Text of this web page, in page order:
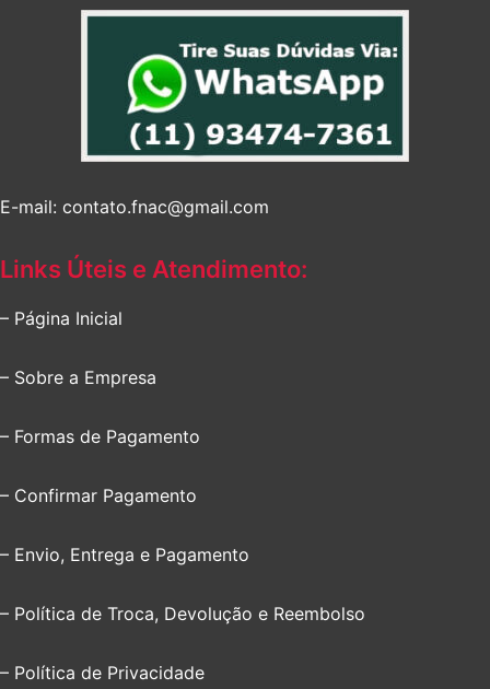
E-mail: contato.fnac@gmail.com
Links Úteis e Atendimento:
– Página Inicial
– Sobre a Empresa
– Formas de Pagamento
– Confirmar Pagamento
– Envio, Entrega e Pagamento
– Política de Troca, Devolução e Reembolso
– Política de Privacidade